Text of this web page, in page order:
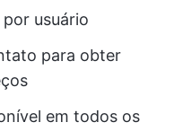
usuário
para obter
em todos os